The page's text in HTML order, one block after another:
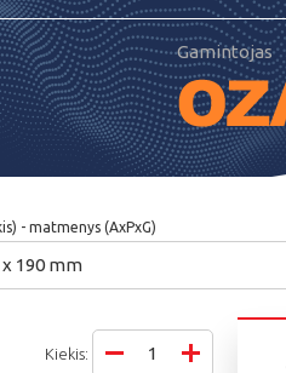
Gamintojas
- matmenys (AxPxG)
190 mm
Kiekis: